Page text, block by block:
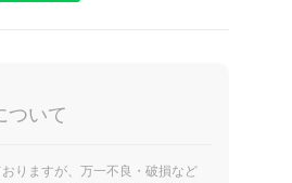
ついて
りますが、万一不良・破損など